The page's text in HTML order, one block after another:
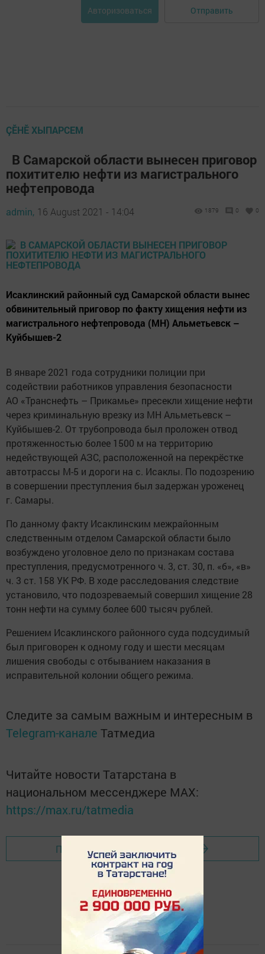
Авторизоваться Отправить
ÇӖНӖ ХЫПАРСЕМ
В Самарской области вынесен приговор
похитителю нефти из магистрального
нефтепровода
admin, 16 August 2021 - 14:04 1879 0 0
Исаклинский районный суд Самарской области вынес
обвинительный приговор по факту хищения нефти из
магистрального нефтепровода (МН) Альметьевск –
Куйбышев-2
В январе 2021 года сотрудники полиции при
содействии работников управления безопасности
АО «Транснефть – Прикамье» пресекли хищение нефти
через криминальную врезку из МН Альметьевск –
Куйбышев-2. От трубопровода был проложен отвод
протяженностью более 1500 м на территорию
недействующей АЗС, расположенной на перекрёстке
автотрассы М-5 и дороги на с. Исаклы. По подозрению
в совершении преступления был задержан уроженец
г. Самары.
По данному факту Исаклинским межрайонным
следственным отделом Самарской области было
возбуждено уголовное дело по признакам состава
преступления, предусмотренного ч. 3, ст. 30, п. «б», «в»
ч. 3 ст. 158 УК РФ. В ходе расследования следствие
установило, что подозреваемый совершил хищение 28
тонн нефти на сумму более 600 тысяч рублей.
Решением Исаклинского районного суда подсудимый
был приговорен к одному году и шести месяцам
лишения свободы с отбыванием наказания в
исправительной колонии общего режима.
Следите за самым важным и интересным в
Telegram-канале Татмедиа
Читайте новости Татарстана в
национальном мессенджере MАХ:
https://max.ru/tatmedia
Перейти на страницу новости